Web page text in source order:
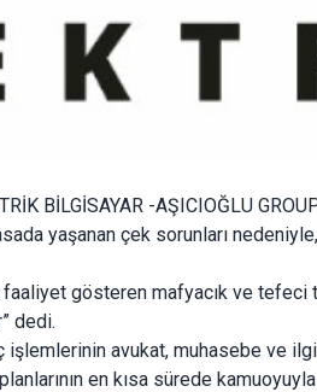
BİLGİSAYAR -AŞICIOĞLU
yaşanan çek sorunları
faaliyet gösteren mafyacık ve
dedi.
avukat, muhasebe ve
en kısa sürede